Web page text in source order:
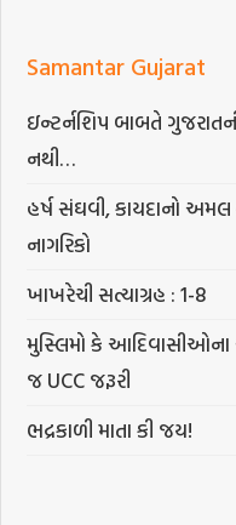
Samantar Gujarat
ઇન્ટર્નશિપ બાબતે
નથી…
હર્ષ સંઘવી, કાયદાનો અમલ
નાગરિકો
ખાખરેચી સત્યાગ્રહ : 1-8
મુસ્લિમો કે
જ UCC જરૂરી
ભદ્રકાળી માતા કી જય!